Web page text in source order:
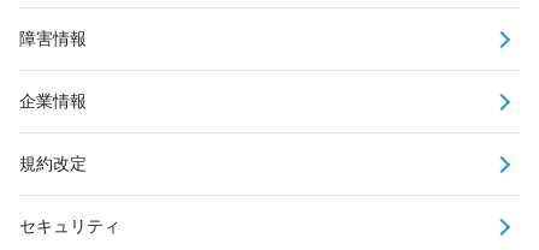
障害情報
企業情報
規約改定
セキュリティ